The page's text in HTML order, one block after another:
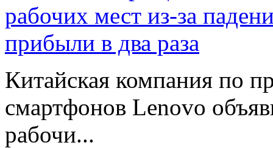
Китайская компания по
смартфонов Lenovo
рабочи...